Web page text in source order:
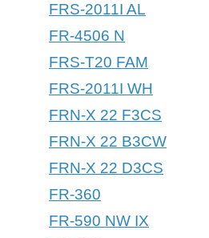
FRS-2011I AL
FR-4506 N
FRS-T20 FAM
FRS-2011I WH
FRN-X 22 F3CS
FRN-X 22 B3CW
FRN-X 22 D3CS
FR-360
FR-590 NW IX